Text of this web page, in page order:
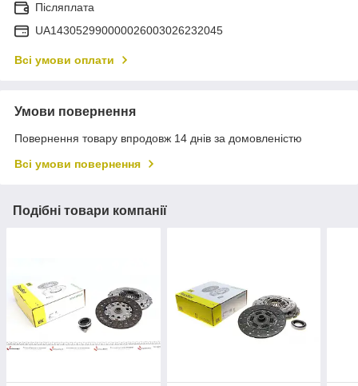
Післяплата
UA143052990000026003026232045
Всі умови оплати
Умови повернення
Повернення товару впродовж 14 днів за домовленістю
Всі умови повернення
Подібні товари компанії